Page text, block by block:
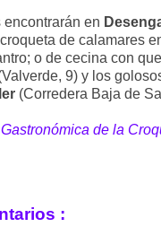
encontrarán en
de calamares
o de cecina con
9) y los
(Corredera Baja de
de la
: